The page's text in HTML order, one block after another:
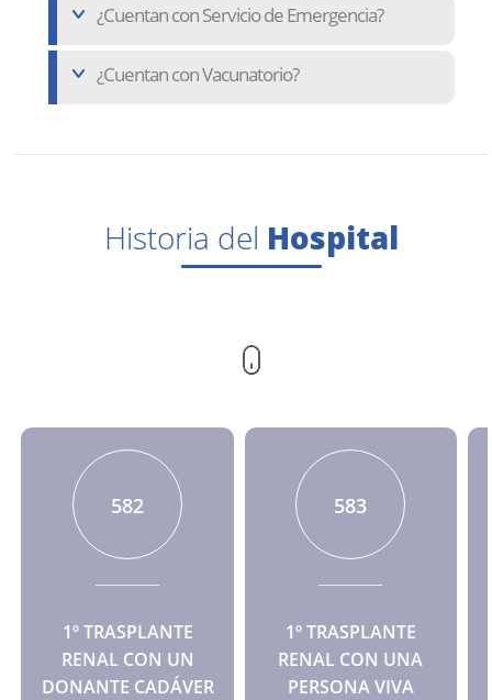
¿Cuentan con Servicio de Emergencia?
¿Cuentan con Vacunatorio?
Historia del Hospital
674
1º TRASPLANTE
RENAL CON UN
DONANTE CADÁVER
675
1º TRASPLANTE
RENAL CON UNA
PERSONA VIVA